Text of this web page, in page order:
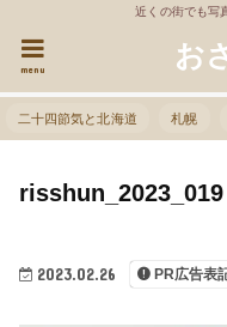
近くの街でも写
お
menu
二十四節気と北海道 札幌
2023.02.26 PR広告表
risshun_2023_019